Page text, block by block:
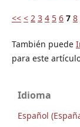
<< < 2 3 4 5 6 7 8
También puede
para este
Idioma
Español